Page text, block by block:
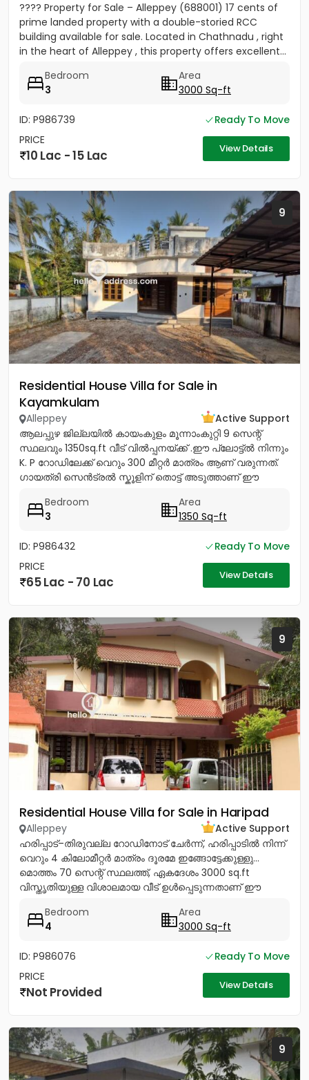
???? Property for Sale – Alleppey (688001) 17 cents of
prime landed property with a double-storied RCC
building available for sale. Located in Chathnadu , right
in the heart of Alleppey , this property offers excellent...
Bedroom
3
Area
3000 Sq-ft
ID: P986739
Ready To Move
PRICE
10 Lac - 15 Lac View Details
9
Residential House Villa for Sale in
Kayamkulam
Alleppey
Active Support
ആലപ്പുഴ ജില്ലയിൽ കായംകുളം മൂന്നാംകുറ്റി 9 സെന്റ്
സ്ഥലവും 1350sq.ft വീട് വിൽപ്പനയ്‌ക്ക് .ഈ പ്ലോട്ട്ൽ നിന്നും
K. P റോഡിലേക്ക് വെറും 300 മീറ്റർ മാത്രം ആണ് വരുന്നത്.
ഗായത്രി സെൻട്രൽ സ്കൂളിന് തൊട്ട് അടുത്താണ് ഈ
Bedroom
3
Area
1350 Sq-ft
ID: P986432
Ready To Move
PRICE
65 Lac - 70 Lac View Details
9
Residential House Villa for Sale in Haripad
Alleppey
Active Support
ഹരിപ്പാട്–തിരുവല്ല റോഡിനോട് ചേർന്ന്, ഹരിപ്പാടിൽ നിന്ന്
വെറും 4 കിലോമീറ്റർ മാത്രം ദൂരമേ ഇങ്ങോട്ടേക്കുള്ളു…
മൊത്തം 70 സെന്റ് സ്ഥലത്ത്, ഏകദേശം 3000 sq.ft
വിസ്തൃതിയുള്ള വിശാലമായ വീട് ഉൾപ്പെടുന്നതാണ് ഈ
Bedroom
4
Area
3000 Sq-ft
ID: P986076
Ready To Move
PRICE
Not Provided View Details
9